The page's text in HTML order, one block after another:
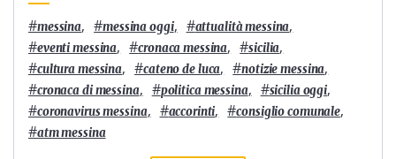
#messina, #messina oggi, #attualità messina,
#eventi messina, #cronaca messina, #sicilia,
#cultura messina, #cateno de luca, #notizie messina,
#cronaca di messina, #politica messina, #sicilia oggi,
#coronavirus messina, #accorinti, #consiglio comunale,
#atm messina